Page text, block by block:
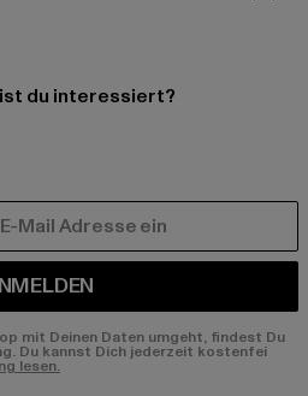
du interessiert?
mit Deinen Daten umgeht, findest Du
Du kannst Dich jederzeit kostenfei
lesen.